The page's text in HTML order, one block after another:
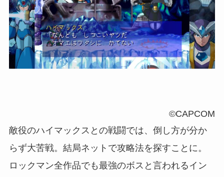
©CAPCOM
敵役のハイマックスとの戦闘では、倒し方が分か
らず大苦戦。結局ネットで攻略法を探すことに。
ロックマン全作品でも最強のボスと言われるイン